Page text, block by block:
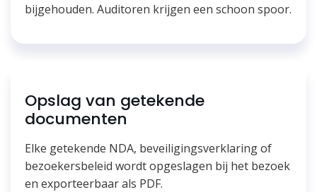
bijgehouden. Auditoren krijgen een schoon spoor.
Opslag van getekende
documenten
Elke getekende NDA, beveiligingsverklaring of
bezoekersbeleid wordt opgeslagen bij het bezoek
en exporteerbaar als PDF.